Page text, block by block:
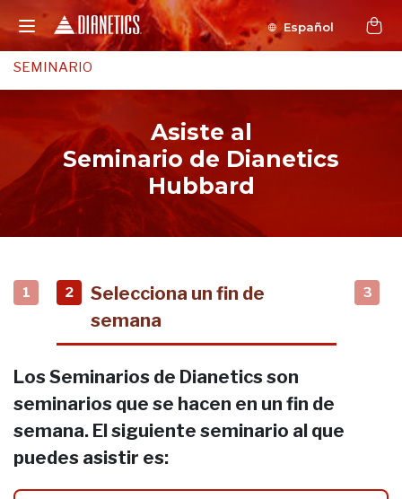
Español
SEMINARIO
Asiste al
Seminario de Dianetics
Hubbard
1 2
Selecciona un fin de
semana
3
Los Seminarios de Dianetics son
seminarios que se hacen en un fin de
semana. El siguiente seminario al que
puedes asistir es: